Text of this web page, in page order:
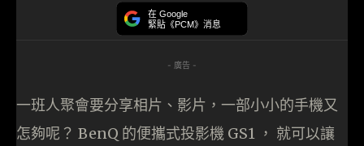
在 Google
緊貼《PCM》消息
- 廣告 -
一班人聚會要分享相片、影片，一部小小的手機又
怎夠呢？ BenQ 的便攜式投影機 GS1 ， 就可以讓